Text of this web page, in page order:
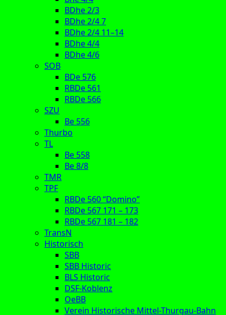
BDhe 2/3
BDhe 2/4 7
BDhe 2/4 11–14
BDhe 4/4
BDhe 4/6
SOB
BDe 576
RBDe 561
RBDe 566
SZU
Be 556
Thurbo
TL
Be 558
Be 8/8
TMR
TPF
RBDe 560 “Domino”
RBDe 567 171 – 173
RBDe 567 181 – 182
TransN
Historisch
SBB
SBB Historic
BLS Historic
DSF-Koblenz
OeBB
Verein Historische Mittel-Thurgau-Bahn